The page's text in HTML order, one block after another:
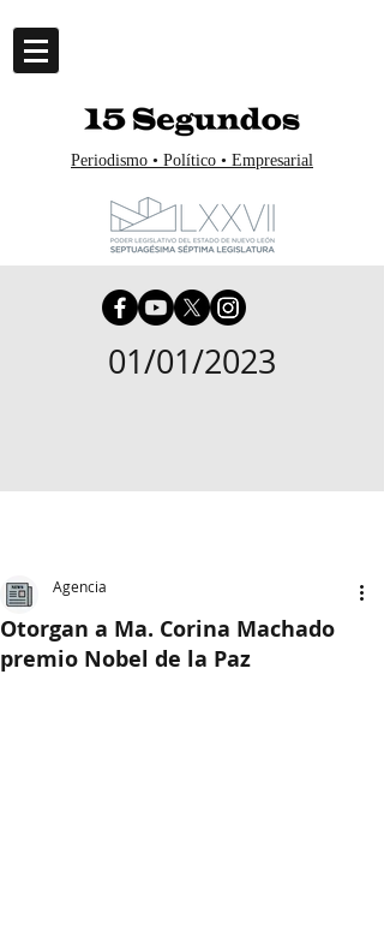
Periodismo • Político • Empresarial
01/01/2023
Otorgan a Ma. Corina Machado
premio Nobel de la Paz
Agencia